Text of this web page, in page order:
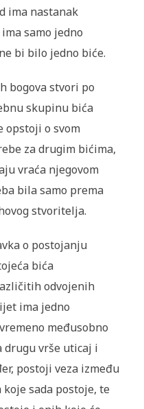
ima nastanak
samo jedno
bi bilo jedno biće.
bogova stvori po
skupinu bića
opstoji o svom
za drugim bićima,
vraća njegovom
bila samo prema
stvoritelja.
o postojanju
bića
odvojenih
ima jedno
međusobno
drugu vrše uticaj i
postoji veza između
sada postoje, te